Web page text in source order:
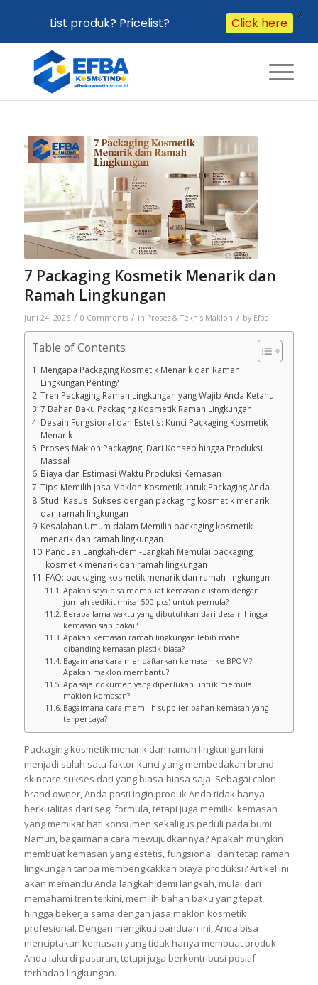
7 Packaging Kosmetik Menarik dan
Ramah Lingkungan
Juni 24, 2026 / 0 Comments / in Proses & Teknis Maklon / by Efba
Table of Contents
Mengapa Packaging Kosmetik Menarik dan Ramah
Lingkungan Penting?
Tren Packaging Ramah Lingkungan yang Wajib Anda Ketahui
7 Bahan Baku Packaging Kosmetik Ramah Lingkungan
Desain Fungsional dan Estetis: Kunci Packaging Kosmetik
Menarik
Proses Maklon Packaging: Dari Konsep hingga Produksi
Massal
Biaya dan Estimasi Waktu Produksi Kemasan
Tips Memilih Jasa Maklon Kosmetik untuk Packaging Anda
Studi Kasus: Sukses dengan packaging kosmetik menarik
dan ramah lingkungan
Kesalahan Umum dalam Memilih packaging kosmetik
menarik dan ramah lingkungan
Panduan Langkah-demi-Langkah Memulai packaging
kosmetik menarik dan ramah lingkungan
FAQ: packaging kosmetik menarik dan ramah lingkungan
Apakah saya bisa membuat kemasan custom dengan
jumlah sedikit (misal 500 pcs) untuk pemula?
Berapa lama waktu yang dibutuhkan dari desain hingga
kemasan siap pakai?
Apakah kemasan ramah lingkungan lebih mahal
dibanding kemasan plastik biasa?
Bagaimana cara mendaftarkan kemasan ke BPOM?
Apakah maklon membantu?
Apa saja dokumen yang diperlukan untuk memulai
maklon kemasan?
Bagaimana cara memilih supplier bahan kemasan yang
terpercaya?
Packaging kosmetik menarik dan ramah lingkungan kini
menjadi salah satu faktor kunci yang membedakan brand
skincare sukses dari yang biasa-biasa saja. Sebagai calon
brand owner, Anda pasti ingin produk Anda tidak hanya
berkualitas dari segi formula, tetapi juga memiliki kemasan
yang memikat hati konsumen sekaligus peduli pada bumi.
Namun, bagaimana cara mewujudkannya? Apakah mungkin
membuat kemasan yang estetis, fungsional, dan tetap ramah
lingkungan tanpa membengkakkan biaya produksi? Artikel ini
akan memandu Anda langkah demi langkah, mulai dari
memahami tren terkini, memilih bahan baku yang tepat,
hingga bekerja sama dengan jasa maklon kosmetik
profesional. Dengan mengikuti panduan ini, Anda bisa
menciptakan kemasan yang tidak hanya membuat produk
Anda laku di pasaran, tetapi juga berkontribusi positif
terhadap lingkungan.
List produk? Pricelist? Click here
X